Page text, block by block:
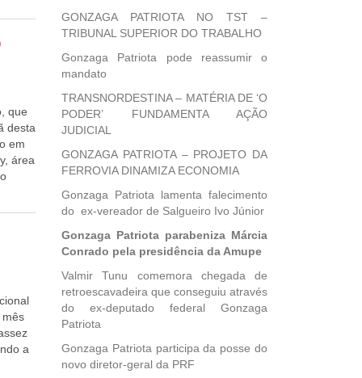
com
CEO
a
que
desta
em
área
mês
a
de
GONZAGA PATRIOTA NO TST –
TRIBUNAL SUPERIOR DO TRABALHO
Gonzaga Patriota pode reassumir o
mandato
TRANSNORDESTINA – MATÉRIA DE ‘O
PODER’ FUNDAMENTA AÇÃO
JUDICIAL
GONZAGA PATRIOTA – PROJETO DA
FERROVIA DINAMIZA ECONOMIA
Gonzaga Patriota lamenta falecimento
do ex-vereador de Salgueiro Ivo Júnior
Gonzaga Patriota parabeniza Márcia
Conrado pela presidência da Amupe
Valmir Tunu comemora chegada de
retroescavadeira que conseguiu através
do ex-deputado federal Gonzaga
Patriota
Gonzaga Patriota participa da posse do
novo diretor-geral da PRF